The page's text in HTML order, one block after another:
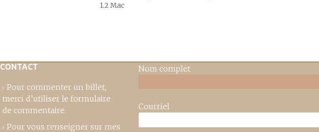
1.2 Mac
CONTACT
Pour commenter un billet,
merci d’utiliser le formulaire
de commentaire.
Pour vous renseigner sur mes
Nom complet
Courriel